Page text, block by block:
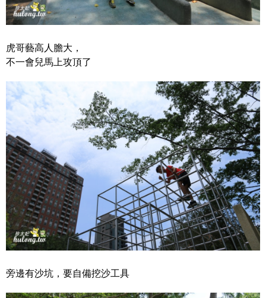
虎哥藝高人膽大，
不一會兒馬上攻頂了
旁邊有沙坑，要自備挖沙工具